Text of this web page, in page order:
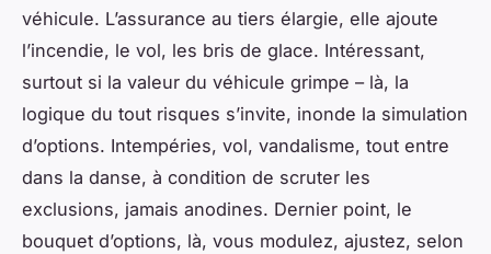
véhicule. L’assurance au tiers élargie, elle ajoute
l’incendie, le vol, les bris de glace. Intéressant,
surtout si la valeur du véhicule grimpe – là, la
logique du tout risques s’invite, inonde la simulation
d’options. Intempéries, vol, vandalisme, tout entre
dans la danse, à condition de scruter les
exclusions, jamais anodines. Dernier point, le
bouquet d’options, là, vous modulez, ajustez, selon